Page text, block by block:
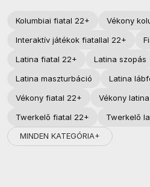
Kolumbiai fiatal 22+
Vékony
Interaktív játékok fiatallal 22+
Latina fiatal 22+
Latina szopás
Latina maszturbáció
Latina
Vékony fiatal 22+
Vékony latina
Twerkelő fiatal 22+
Twerkelő
MINDEN KATEGÓRIA+